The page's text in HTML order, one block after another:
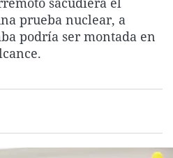
La rosa de los vientos
Gente viajera
Caso
Retornados
Extremadura
Galicia
Virales
Televisión
prueba nuclear, a
podría ser montada en